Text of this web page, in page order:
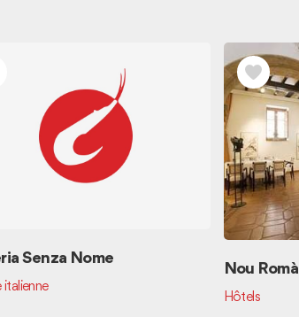
Senza Nome
italienne
Nou Romà
Hôtels